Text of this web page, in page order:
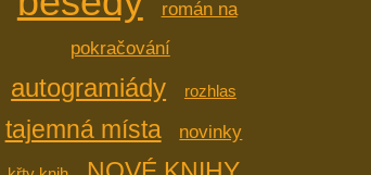
román na
pokračování
autogramiády rozhlas
tajemná místa novinky